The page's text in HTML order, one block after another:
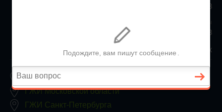
+7 (812) 467-34-68
8 800 350 24 63
Заявки принимаются круглосуточно, без выходных
ГЖИ Москвы
ГЖИ Московской области
ГЖИ Санкт-Петербурга